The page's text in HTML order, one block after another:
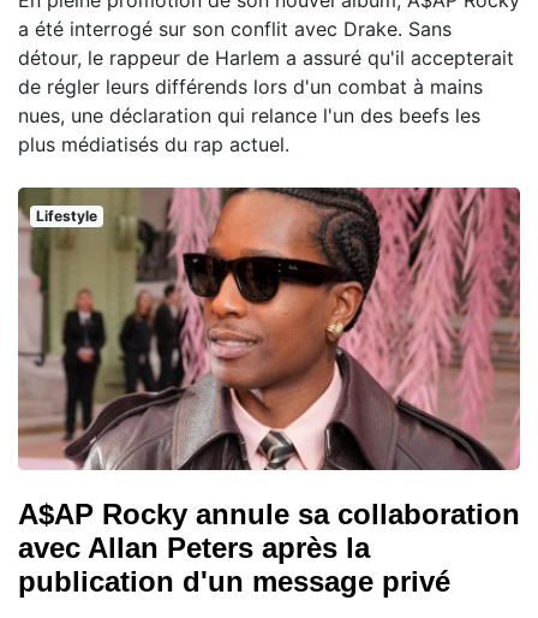
a été interrogé sur son conflit avec Drake. Sans
détour, le rappeur de Harlem a assuré qu'il accepterait
de régler leurs différends lors d'un combat à mains
nues, une déclaration qui relance l'un des beefs les
plus médiatisés du rap actuel.
Lifestyle
A$AP Rocky annule sa collaboration
avec Allan Peters après la
publication d'un message privé